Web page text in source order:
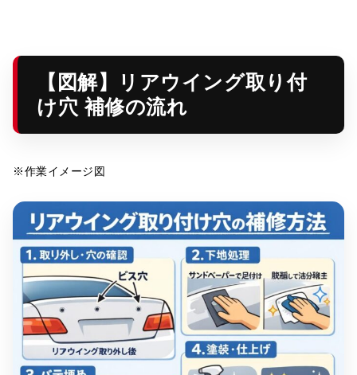
【図解】リアウイング取り付
け穴 補修の流れ
※作業イメージ図